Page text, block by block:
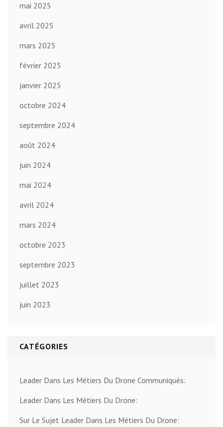
mai 2025
avril 2025
mars 2025
février 2025
janvier 2025
octobre 2024
septembre 2024
août 2024
juin 2024
mai 2024
avril 2024
mars 2024
octobre 2023
septembre 2023
juillet 2023
juin 2023
CATÉGORIES
Leader Dans Les Métiers Du Drone Communiqués:
Leader Dans Les Métiers Du Drone:
Sur Le Sujet Leader Dans Les Métiers Du Drone: